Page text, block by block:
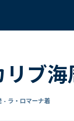
ブ
- ラ・ロマーナ着